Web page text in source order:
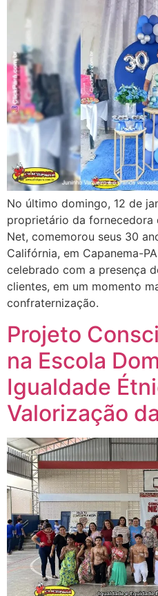
No último domingo, 12 de
proprietário da
Net, comemorou seus 30
Califórnia, em Capanema-
celebrado com a presença
clientes, em um momento
confraternização.
Projeto
na Escola
Igualdade
Valorização